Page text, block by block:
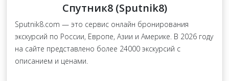
Спутник8 (Sputnik8)
Sputnik8.com — это cервис онлайн бронирования
экскурсий по России, Европе, Азии и Америке. В 2026 году
на сайте представлено более 24000 экскурсий с
описанием и ценами.